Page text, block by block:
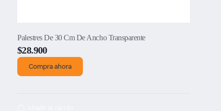
Palestres De 30 Cm De Ancho Transparente
$28.900
Compra ahora